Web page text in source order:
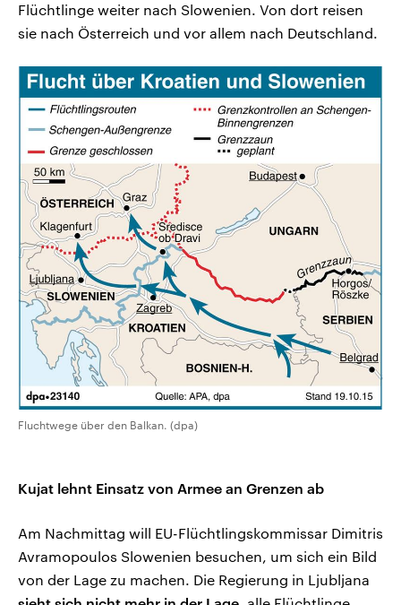
Flüchtlinge weiter nach Slowenien. Von dort reisen
sie nach Österreich und vor allem nach Deutschland.
Fluchtwege über den Balkan. (dpa)
Kujat lehnt Einsatz von Armee an Grenzen ab
Am Nachmittag will EU-Flüchtlingskommissar Dimitris
Avramopoulos Slowenien besuchen, um sich ein Bild
von der Lage zu machen. Die Regierung in Ljubljana